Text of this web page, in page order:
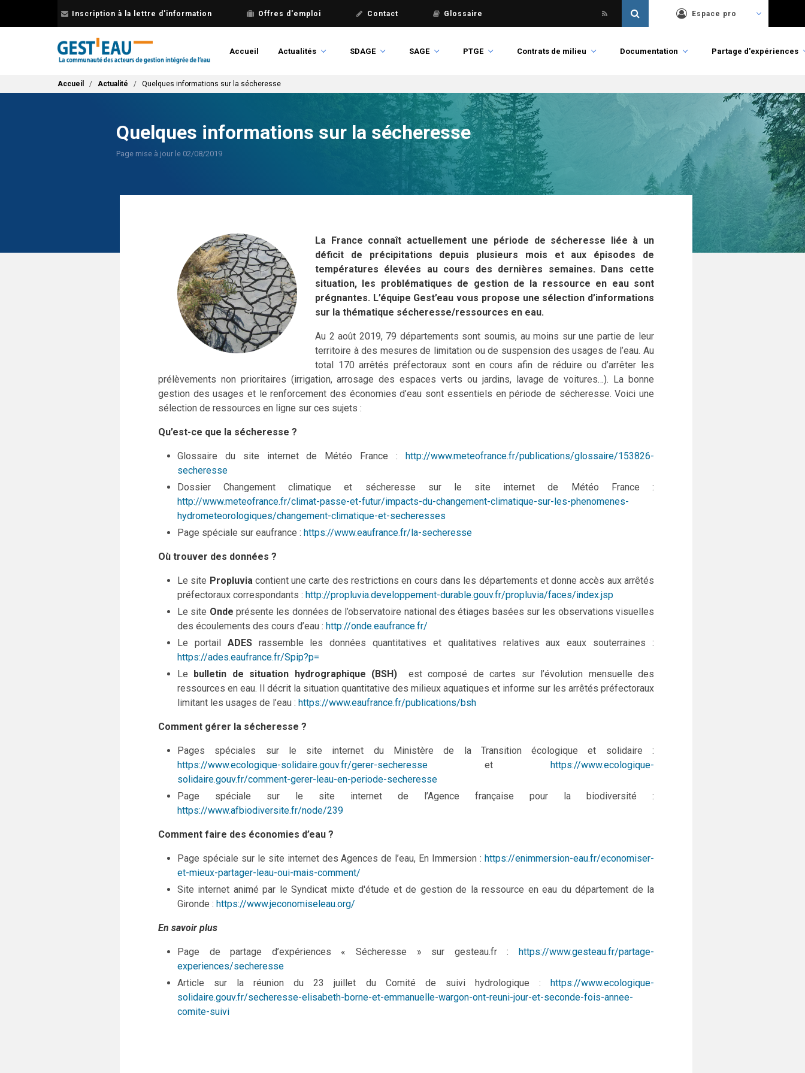
Inscription à la lettre d'information Offres d'emploi Contact Glossaire Espace pro
Accueil Actualités SDAGE SAGE PTGE Contrats de milieu Documentation Partage d'expériences
Fil d'Ariane
Accueil Actualité Quelques informations sur la sécheresse
Quelques informations sur la sécheresse
Page mise à jour le 02/08/2019
La France connaît actuellement une période de sécheresse liée à un
déficit de précipitations depuis plusieurs mois et aux épisodes de
températures élevées au cours des dernières semaines. Dans cette
situation, les problématiques de gestion de la ressource en eau sont
prégnantes. L’équipe Gest’eau vous propose une sélection d’informations
sur la thématique sécheresse/ressources en eau.
Au 2 août 2019, 79 départements sont soumis, au moins sur une partie de leur
territoire à des mesures de limitation ou de suspension des usages de l’eau. Au
total 170 arrêtés préfectoraux sont en cours afin de réduire ou d’arrêter les
prélèvements non prioritaires (irrigation, arrosage des espaces verts ou jardins, lavage de voitures…). La bonne
gestion des usages et le renforcement des économies d’eau sont essentiels en période de sécheresse. Voici une
sélection de ressources en ligne sur ces sujets :
Qu’est-ce que la sécheresse ?
Glossaire du site internet de Météo France : http://www.meteofrance.fr/publications/glossaire/153826-
secheresse
Dossier Changement climatique et sécheresse sur le site internet de Météo France :
http://www.meteofrance.fr/climat-passe-et-futur/impacts-du-changement-climatique-sur-les-phenomenes-
hydrometeorologiques/changement-climatique-et-secheresses
Page spéciale sur eaufrance : https://www.eaufrance.fr/la-secheresse
Où trouver des données ?
Le site Propluviacontient une carte des restrictions en cours dans les départements et donne accès aux arrêtés
préfectoraux correspondants : http://propluvia.developpement-durable.gouv.fr/propluvia/faces/index.jsp
Le site Onde présente les données de l’observatoire national des étiages basées sur les observations visuelles
des écoulements des cours d’eau : http://onde.eaufrance.fr/
Le portail ADESrassemble les données quantitatives et qualitatives relatives aux eaux souterraines :
https://ades.eaufrance.fr/Spip?p=
Le bulletin de situation hydrographique (BSH) est composé de cartes sur l’évolution mensuelle des
ressources en eau. Il décrit la situation quantitative des milieux aquatiques et informe sur les arrêtés préfectoraux
limitant les usages de l’eau : https://www.eaufrance.fr/publications/bsh
Comment gérer la sécheresse ?
Pages spéciales sur le site internet du Ministère de la Transition écologique et solidaire :
https://www.ecologique-solidaire.gouv.fr/gerer-secheresse et https://www.ecologique-
solidaire.gouv.fr/comment-gerer-leau-en-periode-secheresse
Page spéciale sur le site internet de l’Agence française pour la biodiversité :
https://www.afbiodiversite.fr/node/239
Comment faire des économies d’eau ?
Page spéciale sur le site internet des Agences de l’eau, En Immersion : https://enimmersion-eau.fr/economiser-
et-mieux-partager-leau-oui-mais-comment/
Site internet animé par le Syndicat mixte d'étude et de gestion de la ressource en eau du département de la
Gironde : https://www.jeconomiseleau.org/
En savoir plus
Page de partage d’expériences « Sécheresse » sur gesteau.fr : https://www.gesteau.fr/partage-
experiences/secheresse
Article sur la réunion du 23 juillet du Comité de suivi hydrologique : https://www.ecologique-
solidaire.gouv.fr/secheresse-elisabeth-borne-et-emmanuelle-wargon-ont-reuni-jour-et-seconde-fois-annee-
comite-suivi